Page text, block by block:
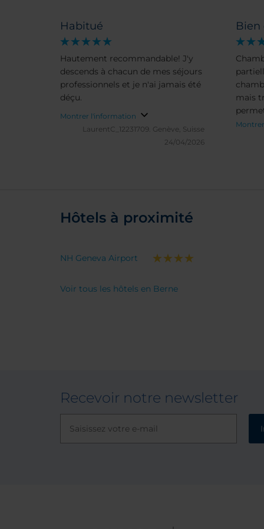
Habitué
Hautement recommandable! J'y
descends à chacun de mes séjours
professionnels et je n'ai jamais été
déçu.
Montrer l'information
LaurentC_12231709. Genève, Suisse
24/04/2026
Bien
mais
Hôtels à proximité
NH Geneva Airport
Voir tous les hôtels en Berne
Recevoir notre newsletter